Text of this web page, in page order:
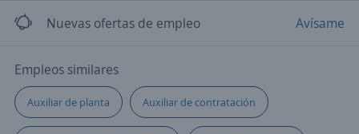
Nuevas ofertas de empleo Avísame
Empleos similares
Auxiliar de planta Auxiliar de contratación